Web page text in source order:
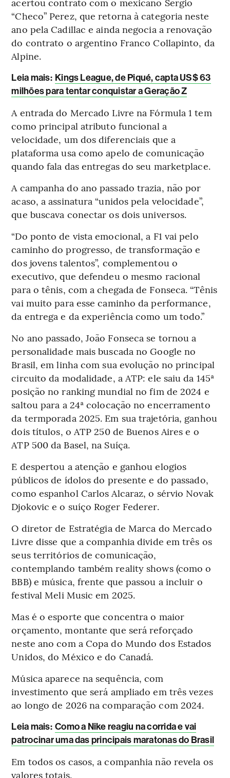
“Checo” Perez, que retorna à categoria neste
ano pela Cadillac e ainda negocia a renovação
do contrato o argentino Franco Collapinto, da
Alpine.
Leia mais: Kings League, de Piqué, capta US$ 63
milhões para tentar conquistar a Geração Z
A entrada do Mercado Livre na Fórmula 1 tem
como principal atributo funcional a
velocidade, um dos diferenciais que a
plataforma usa como apelo de comunicação
quando fala das entregas do seu marketplace.
A campanha do ano passado trazia, não por
acaso, a assinatura “unidos pela velocidade”,
que buscava conectar os dois universos.
“Do ponto de vista emocional, a F1 vai pelo
caminho do progresso, de transformação e
dos jovens talentos”, complementou o
executivo, que defendeu o mesmo racional
para o tênis, com a chegada de Fonseca. “Tênis
vai muito para esse caminho da performance,
da entrega e da experiência como um todo.”
No ano passado, João Fonseca se tornou a
personalidade mais buscada no Google no
Brasil, em linha com sua evolução no principal
circuito da modalidade, a ATP: ele saiu da 145ª
posição no ranking mundial no fim de 2024 e
saltou para a 24ª colocação no encerramento
da termporada 2025. Em sua trajetória, ganhou
dois títulos, o ATP 250 de Buenos Aires e o
ATP 500 da Basel, na Suíça.
E despertou a atenção e ganhou elogios
públicos de ídolos do presente e do passado,
como espanhol Carlos Alcaraz, o sérvio Novak
Djokovic e o suíço Roger Federer.
O diretor de Estratégia de Marca do Mercado
Livre disse que a companhia divide em três os
seus territórios de comunicação,
contemplando também reality shows (como o
BBB) e música, frente que passou a incluir o
festival Meli Music em 2025.
Mas é o esporte que concentra o maior
orçamento, montante que será reforçado
neste ano com a Copa do Mundo dos Estados
Unidos, do México e do Canadá.
Música aparece na sequência, com
investimento que será ampliado em três vezes
ao longo de 2026 na comparação com 2024.
Leia mais: Como a Nike reagiu na corrida e vai
patrocinar uma das principais maratonas do Brasil
Em todos os casos, a companhia não revela os
valores totais.